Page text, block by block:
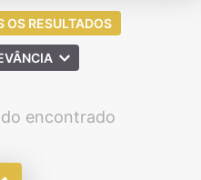
OS RESULTADOS
encontrado